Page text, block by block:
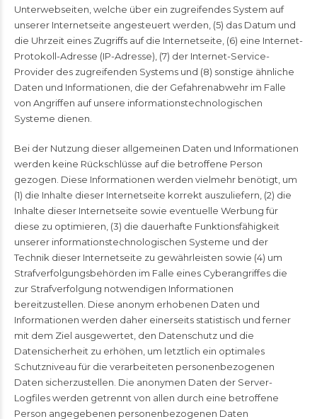
Unterwebseiten, welche über ein zugreifendes System auf
unserer Internetseite angesteuert werden, (5) das Datum und
die Uhrzeit eines Zugriffs auf die Internetseite, (6) eine Internet-
Protokoll-Adresse (IP-Adresse), (7) der Internet-Service-
Provider des zugreifenden Systems und (8) sonstige ähnliche
Daten und Informationen, die der Gefahrenabwehr im Falle
von Angriffen auf unsere informationstechnologischen
Systeme dienen.
Bei der Nutzung dieser allgemeinen Daten und Informationen
werden keine Rückschlüsse auf die betroffene Person
gezogen. Diese Informationen werden vielmehr benötigt, um
(1) die Inhalte dieser Internetseite korrekt auszuliefern, (2) die
Inhalte dieser Internetseite sowie eventuelle Werbung für
diese zu optimieren, (3) die dauerhafte Funktionsfähigkeit
unserer informationstechnologischen Systeme und der
Technik dieser Internetseite zu gewährleisten sowie (4) um
Strafverfolgungsbehörden im Falle eines Cyberangriffes die
zur Strafverfolgung notwendigen Informationen
bereitzustellen. Diese anonym erhobenen Daten und
Informationen werden daher einerseits statistisch und ferner
mit dem Ziel ausgewertet, den Datenschutz und die
Datensicherheit zu erhöhen, um letztlich ein optimales
Schutzniveau für die verarbeiteten personenbezogenen
Daten sicherzustellen. Die anonymen Daten der Server-
Logfiles werden getrennt von allen durch eine betroffene
Person angegebenen personenbezogenen Daten